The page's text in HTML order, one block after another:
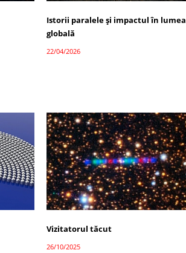
Istorii paralele și impactul în lumea
globală
22/04/2026
Vizitatorul tăcut
26/10/2025